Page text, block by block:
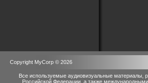
Copyright MyCorp © 2026
Все используемые аудиовизуальные материалы,
Российской Федерации, а также